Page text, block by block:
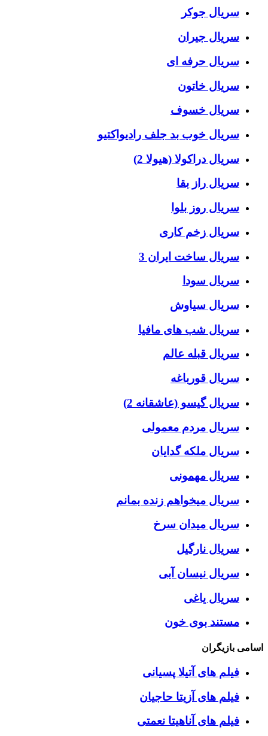
سریال جوکر
سریال جیران
سریال حرفه ای
سریال خاتون
سریال خسوف
سریال خوب بد جلف رادیواکتیو
سریال دراکولا (هیولا 2)
سریال راز بقا
سریال روز بلوا
سریال زخم کاری
سریال ساخت ایران 3
سریال سودا
سریال سیاوش
سریال شب های مافیا
سریال قبله عالم
سریال قورباغه
سریال گیسو (عاشقانه 2)
سریال مردم معمولی
سریال ملکه گدایان
سریال مهمونی
سریال میخواهم زنده بمانم
سریال میدان سرخ
سریال نارگیل
سریال نیسان آبی
سریال یاغی
مستند بوی خون
اسامی بازیگران
فیلم های آتیلا پسیانی
فیلم های آزیتا حاجیان
فیلم های آناهیتا نعمتی